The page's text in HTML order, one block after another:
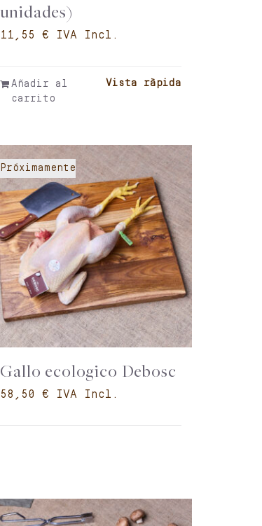
unidades)
€
Añadir al
carrito
Vista ràpida
Próximamente
Gallo ecologico Debosc
€